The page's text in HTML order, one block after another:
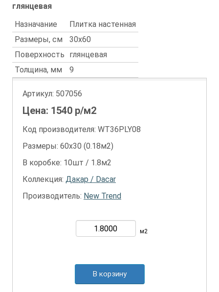
глянцевая
Назначание
Плитка настенная
Размеры, см
30x60
Поверхность
глянцевая
Толщина, мм
9
Артикул: 507056
Цена: 1540 р/м2
Код производителя: WT36PLY08
Размеры: 60х30 (0.18м2)
В коробке: 10шт / 1.8м2
Коллекция: Дакар / Dacar
Производитель: New Trend
м2
В корзину